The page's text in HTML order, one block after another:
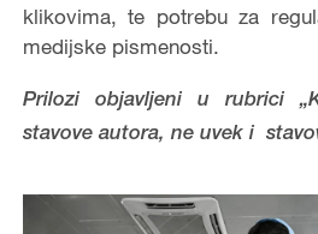
klikovima, te potrebu za
medijske pismenosti.
Prilozi objavljeni u rubrici
stavove autora, ne uvek i